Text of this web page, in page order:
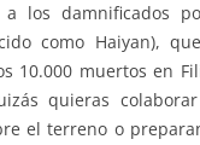
a los damnificados
como Haiyan),
10.000 muertos en
quieras
el terreno o